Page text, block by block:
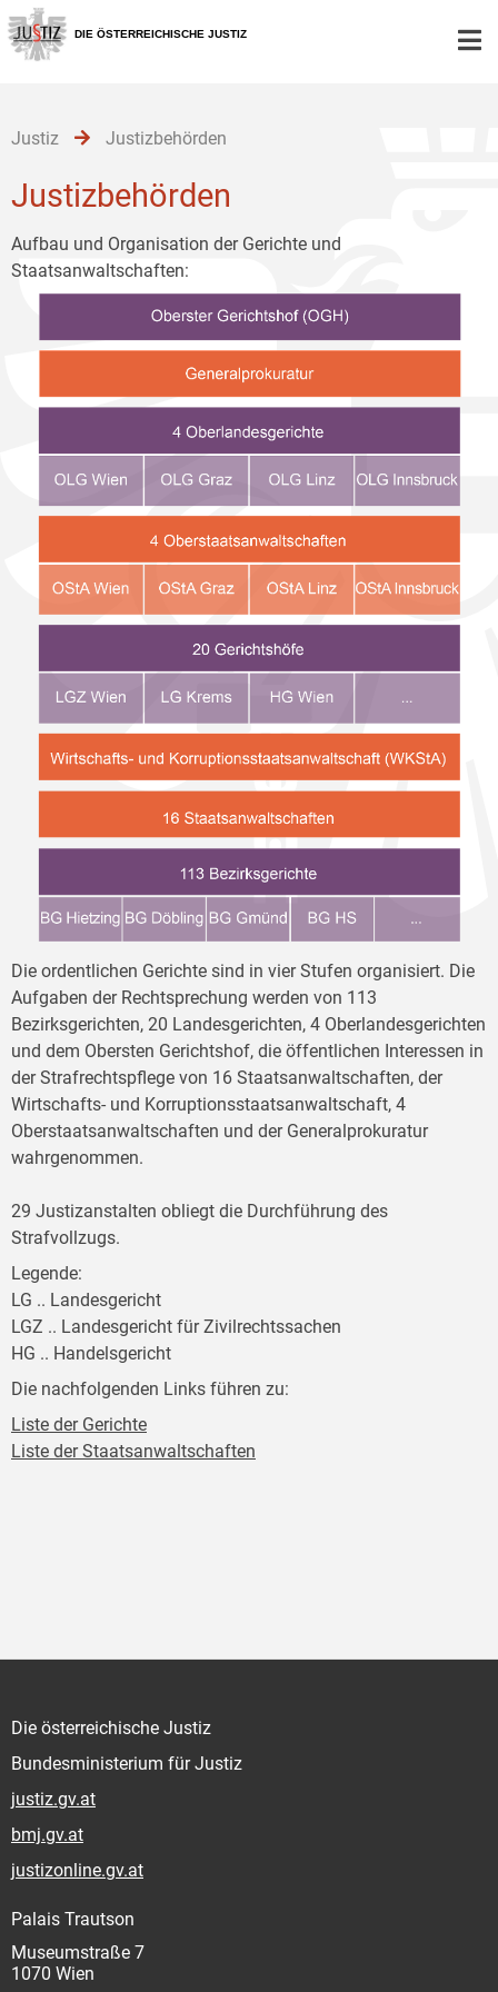
Zur
Hauptnavigation
[1]
Zum
Inhalt
[2]
Zum
Untermenü
[3]
DIE ÖSTERREICHISCHE JUSTIZ
Justiz Justizbehörden
Justizbehörden
Aufbau und Organisation der Gerichte und
Staatsanwaltschaften:
Die ordentlichen Gerichte sind in vier Stufen organisiert. Die
Aufgaben der Rechtsprechung werden von 113
Bezirksgerichten, 20 Landesgerichten, 4 Oberlandesgerichten
und dem Obersten Gerichtshof, die öffentlichen Interessen in
der Strafrechtspflege von 16 Staatsanwaltschaften, der
Wirtschafts- und Korruptionsstaatsanwaltschaft, 4
Oberstaatsanwaltschaften und der Generalprokuratur
wahrgenommen.
29 Justizanstalten obliegt die Durchführung des
Strafvollzugs.
Legende:
LG .. Landesgericht
LGZ .. Landesgericht für Zivilrechtssachen
HG .. Handelsgericht
Die nachfolgenden Links führen zu:
Liste der Gerichte
Liste der Staatsanwaltschaften
Die österreichische Justiz
Bundesministerium für Justiz
justiz.gv.at
bmj.gv.at
justizonline.gv.at
Palais Trautson
Museumstraße 7
1070 Wien